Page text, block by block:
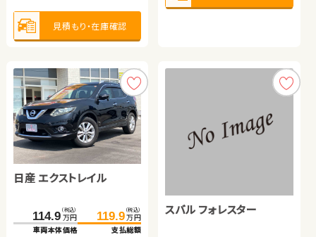
見積もり・在庫確認
日産 エクストレイル
114.9 （税込）
万円
車両本体価格
119.9 （税込）
万円
支払総額
スバル フォレスター
ホンダ フィット ハイブリ
ッド
172.3（税込）
万円
181.7
諸費用：9.4 万円（税込）
あり 埼玉県
ダイハツ ムーヴ
車両本体価格
支払総額
諸費用：8.4万円 （税込）
トヨタ ヴェルファイア
242.7（税込）
万円
255.7
諸費用：13.0万円（税込）
あり 埼玉県
トヨタ ルーミー
車両本体価格
支払総額
諸費用：9.8万円 （税込）